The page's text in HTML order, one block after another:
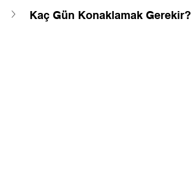
Kaç Gün Konaklamak Gerekir?